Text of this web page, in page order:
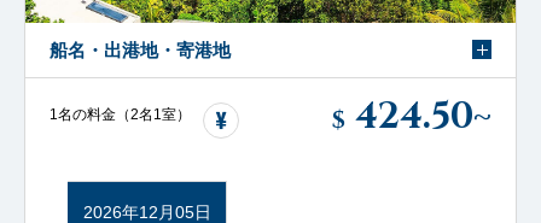
船名・出港地・寄港地
1名の料金（2名1室） $ 424.50~
2026年12月05日